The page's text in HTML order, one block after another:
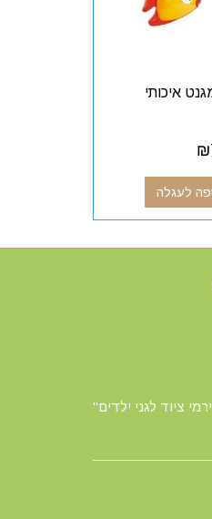
איכותי
₪
לעגלה
ציוד לגני ילדים"